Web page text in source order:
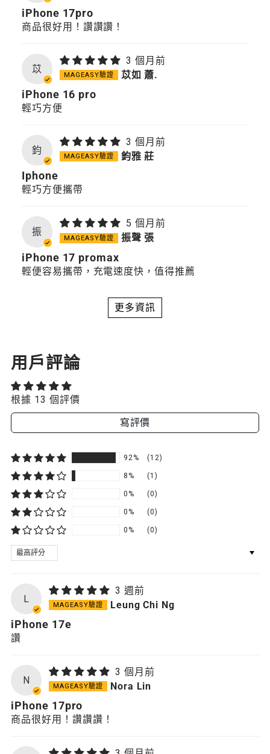
iPhone 17pro
商品很好用！讚讚讚！
苡
3 個月前
苡如 蕭.
iPhone 16 pro
輕巧方便
鈞
3 個月前
鈞雅 莊
Iphone
輕巧方便攜帶
振
5 個月前
振聲 張
iPhone 17 promax
輕便容易攜帶，充電速度快，值得推薦
更多資訊
用戶評論
根據 13 個評價
寫評價
92% (12)
8% (1)
0% (0)
0% (0)
0% (0)
SORT BY
L
3 週前
Leung Chi Ng
iPhone 17e
讚
N
3 個月前
Nora Lin
iPhone 17pro
商品很好用！讚讚讚！